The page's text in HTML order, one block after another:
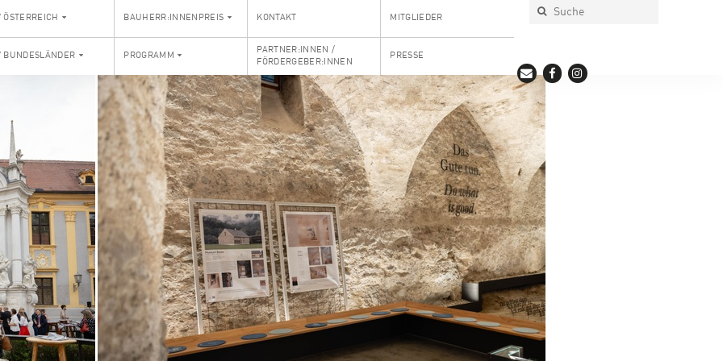
ÖSTERREICH BAUHERR:INNENPREIS KONTAKT MITGLIEDER
BUNDESLÄNDER PROGRAMM
PARTNER:INNEN /
FÖRDERGEBER:INNEN
PRESSE